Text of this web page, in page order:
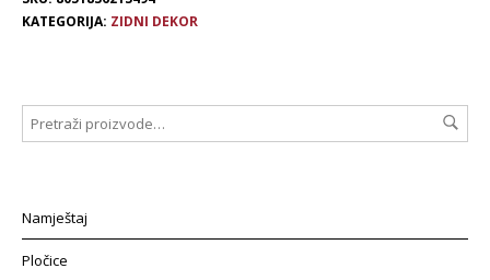
KATEGORIJA: ZIDNI DEKOR
Namještaj
Pločice